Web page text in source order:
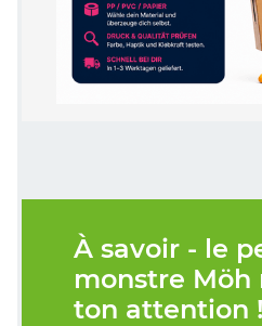
À savoir - le
monstre Möh
ton attention !